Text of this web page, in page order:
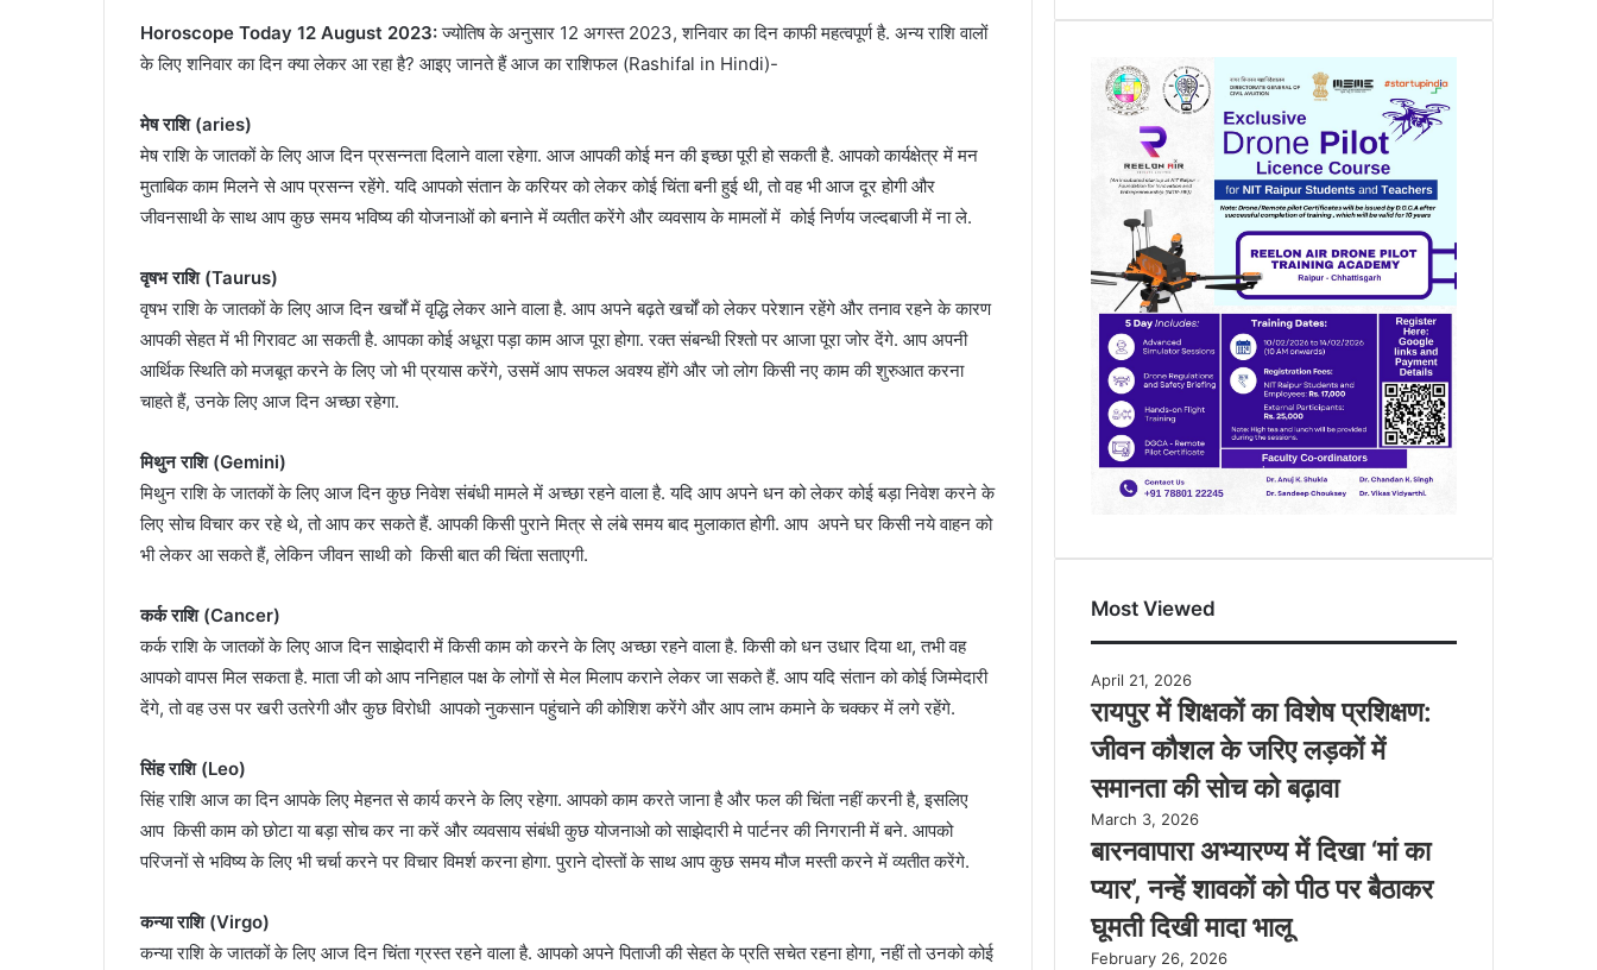
Horoscope Today 12 August 2023:ज्योतिष के अनुसार 12 अगस्त 2023, शनिवार का दिन काफी महत्वपूर्ण है. अन्य राशि वालों
के लिए शनिवार का दिन क्या लेकर आ रहा है? आइए जानते हैं आज का राशिफल (Rashifal in Hindi)-
मेष राशि (aries)
मेष राशि के जातकों के लिए आज दिन प्रसन्नता दिलाने वाला रहेगा. आज आपकी कोई मन की इच्छा पूरी हो सकती है. आपको कार्यक्षेत्र में मन
मुताबिक काम मिलने से आप प्रसन्न रहेंगे. यदि आपको संतान के करियर को लेकर कोई चिंता बनी हुई थी, तो वह भी आज दूर होगी और
जीवनसाथी के साथ आप कुछ समय भविष्य की योजनाओं को बनाने में व्यतीत करेंगे और व्यवसाय के मामलों में कोई निर्णय जल्दबाजी में ना ले.
वृषभ राशि (Taurus)
वृषभ राशि के जातकों के लिए आज दिन खर्चों में वृद्धि लेकर आने वाला है. आप अपने बढ़ते खर्चों को लेकर परेशान रहेंगे और तनाव रहने के कारण
आपकी सेहत में भी गिरावट आ सकती है. आपका कोई अधूरा पड़ा काम आज पूरा होगा. रक्त संबन्धी रिश्तो पर आजा पूरा जोर देंगे. आप अपनी
आर्थिक स्थिति को मजबूत करने के लिए जो भी प्रयास करेंगे, उसमें आप सफल अवश्य होंगे और जो लोग किसी नए काम की शुरुआत करना
चाहते हैं, उनके लिए आज दिन अच्छा रहेगा.
मिथुन राशि (Gemini)
मिथुन राशि के जातकों के लिए आज दिन कुछ निवेश संबंधी मामले में अच्छा रहने वाला है. यदि आप अपने धन को लेकर कोई बड़ा निवेश करने के
लिए सोच विचार कर रहे थे, तो आप कर सकते हैं. आपकी किसी पुराने मित्र से लंबे समय बाद मुलाकात होगी. आप अपने घर किसी नये वाहन को
भी लेकर आ सकते हैं, लेकिन जीवन साथी को किसी बात की चिंता सताएगी.
कर्क राशि (Cancer)
कर्क राशि के जातकों के लिए आज दिन साझेदारी में किसी काम को करने के लिए अच्छा रहने वाला है. किसी को धन उधार दिया था, तभी वह
आपको वापस मिल सकता है. माता जी को आप ननिहाल पक्ष के लोगों से मेल मिलाप कराने लेकर जा सकते हैं. आप यदि संतान को कोई जिम्मेदारी
देंगे, तो वह उस पर खरी उतरेगी और कुछ विरोधी आपको नुकसान पहुंचाने की कोशिश करेंगे और आप लाभ कमाने के चक्कर में लगे रहेंगे.
सिंह राशि (Leo)
सिंह राशि आज का दिन आपके लिए मेहनत से कार्य करने के लिए रहेगा. आपको काम करते जाना है और फल की चिंता नहीं करनी है, इसलिए
आप किसी काम को छोटा या बड़ा सोच कर ना करें और व्यवसाय संबंधी कुछ योजनाओ को साझेदारी मे पार्टनर की निगरानी में बने. आपको
परिजनों से भविष्य के लिए भी चर्चा करने पर विचार विमर्श करना होगा. पुराने दोस्तों के साथ आप कुछ समय मौज मस्ती करने में व्यतीत करेंगे.
कन्या राशि (Virgo)
कन्या राशि के जातकों के लिए आज दिन चिंता ग्रस्त रहने वाला है. आपको अपने पिताजी की सेहत के प्रति सचेत रहना होगा, नहीं तो उनको कोई
Most Viewed
April 21, 2026
रायपुर में शिक्षकों का विशेष प्रशिक्षण:
जीवन कौशल के जरिए लड़कों में
समानता की सोच को बढ़ावा
March 3, 2026
बारनवापारा अभ्यारण्य में दिखा ‘मां का
प्यार’, नन्हें शावकों को पीठ पर बैठाकर
घूमती दिखी मादा भालू
February 26, 2026